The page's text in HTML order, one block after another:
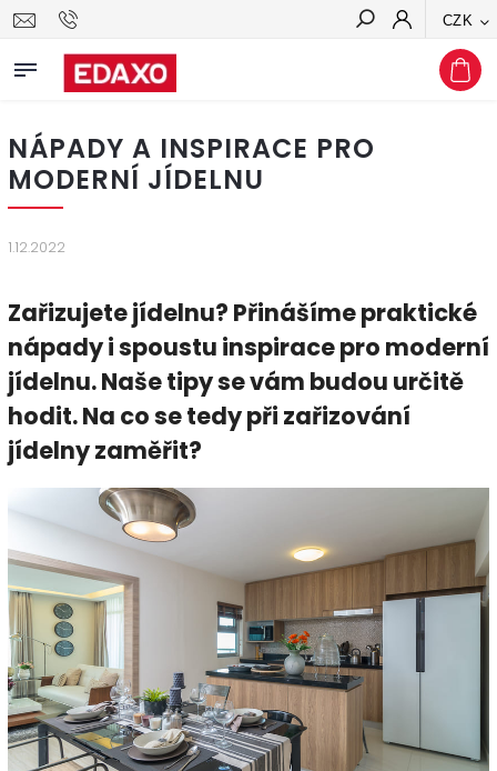
CZK
Hledat
NÁPADY A INSPIRACE PRO
MODERNÍ JÍDELNU
1.12.2022
Zařizujete jídelnu? Přinášíme praktické
nápady i spoustu inspirace pro moderní
jídelnu. Naše tipy se vám budou určitě
hodit. Na co se tedy při zařizování
jídelny zaměřit?